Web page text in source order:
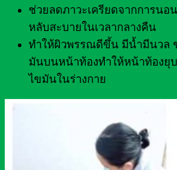
ช่วยลดภาวะเครียดจากการน
หลับสะบายในเวลากลางคืน
ทำให้ผิวพรรณดีขึ้น มีน้ำมีนวล
มันบนหน้าท้องทำให้หน้าท้องยุ
ไขมันในร่างกาย